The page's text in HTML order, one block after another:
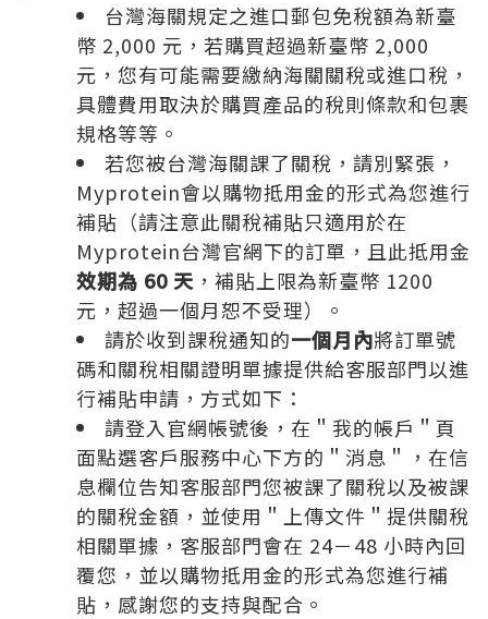
台灣海關規定之進口郵包免稅額為新臺
幣 2,000 元，若購買超過新臺幣 2,000
元，您有可能需要繳納海關關稅或進口稅，
具體費用取決於購買產品的稅則條款和包裹
規格等等。
若您被台灣海關課了關稅，請別緊張，
Myprotein會以購物抵用金的形式為您進行
補貼（請注意此關稅補貼只適用於在
Myprotein台灣官網下的訂單，且此抵用金
效期為 60 天 ，補貼上限為新臺幣 1200
元，超過一個月恕不受理）。
請於收到課稅通知的一個月內將訂單號
碼和關稅相關證明單據提供給客服部門以進
行補貼申請，方式如下：
請登入官網帳號後，在＂我的帳戶＂頁
面點選客戶服務中心下方的＂消息＂，在信
息欄位告知客服部門您被課了關稅以及被課
的關稅金額，並使用＂上傳文件＂提供關稅
相關單據，客服部門會在 24－48 小時內回
覆您，並以購物抵用金的形式為您進行補
貼，感謝您的支持與配合。